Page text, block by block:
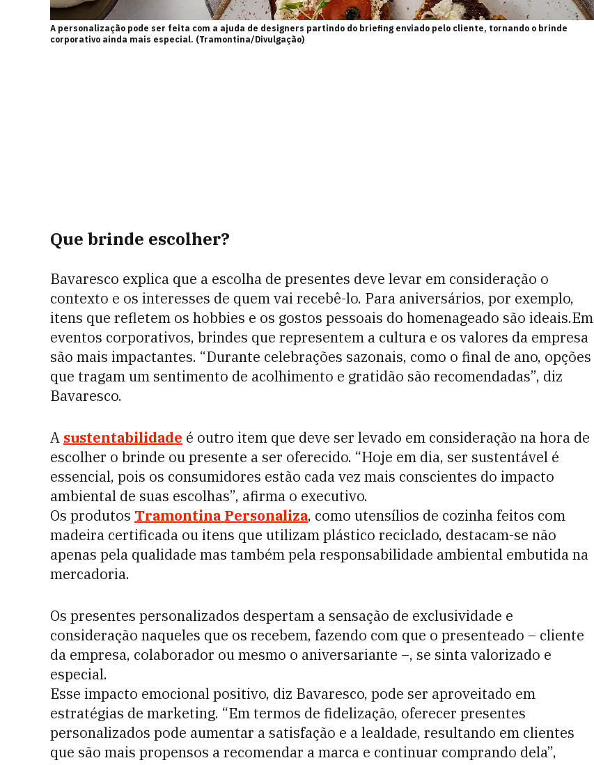
A personalização pode ser feita com a ajuda de designers partindo do briefing enviado pelo cliente, tornando o brinde
corporativo ainda mais especial. (Tramontina/Divulgação)
Que brinde escolher?
Bavaresco explica que a escolha de presentes deve levar em consideração o
contexto e os interesses de quem vai recebê-lo. Para aniversários, por exemplo,
itens que refletem os hobbies e os gostos pessoais do homenageado são ideais.Em
eventos corporativos, brindes que representem a cultura e os valores da empresa
são mais impactantes. “Durante celebrações sazonais, como o final de ano, opções
que tragam um sentimento de acolhimento e gratidão são recomendadas”, diz
Bavaresco.
A sustentabilidade é outro item que deve ser levado em consideração na hora de
escolher o brinde ou presente a ser oferecido. “Hoje em dia, ser sustentável é
essencial, pois os consumidores estão cada vez mais conscientes do impacto
ambiental de suas escolhas”, afirma o executivo.
Os produtos Tramontina Personaliza, como utensílios de cozinha feitos com
madeira certificada ou itens que utilizam plástico reciclado, destacam-se não
apenas pela qualidade mas também pela responsabilidade ambiental embutida na
mercadoria.
Os presentes personalizados despertam a sensação de exclusividade e
consideração naqueles que os recebem, fazendo com que o presenteado – cliente
da empresa, colaborador ou mesmo o aniversariante –, se sinta valorizado e
especial.
Esse impacto emocional positivo, diz Bavaresco, pode ser aproveitado em
estratégias de marketing. “Em termos de fidelização, oferecer presentes
personalizados pode aumentar a satisfação e a lealdade, resultando em clientes
que são mais propensos a recomendar a marca e continuar comprando dela”,